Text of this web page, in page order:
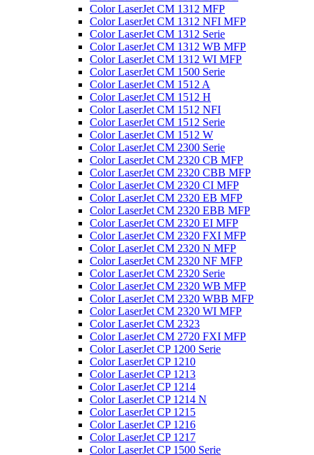
Color LaserJet CM 1312 MFP
Color LaserJet CM 1312 NFI MFP
Color LaserJet CM 1312 Serie
Color LaserJet CM 1312 WB MFP
Color LaserJet CM 1312 WI MFP
Color LaserJet CM 1500 Serie
Color LaserJet CM 1512 A
Color LaserJet CM 1512 H
Color LaserJet CM 1512 NFI
Color LaserJet CM 1512 Serie
Color LaserJet CM 1512 W
Color LaserJet CM 2300 Serie
Color LaserJet CM 2320 CB MFP
Color LaserJet CM 2320 CBB MFP
Color LaserJet CM 2320 CI MFP
Color LaserJet CM 2320 EB MFP
Color LaserJet CM 2320 EBB MFP
Color LaserJet CM 2320 EI MFP
Color LaserJet CM 2320 FXI MFP
Color LaserJet CM 2320 N MFP
Color LaserJet CM 2320 NF MFP
Color LaserJet CM 2320 Serie
Color LaserJet CM 2320 WB MFP
Color LaserJet CM 2320 WBB MFP
Color LaserJet CM 2320 WI MFP
Color LaserJet CM 2323
Color LaserJet CM 2720 FXI MFP
Color LaserJet CP 1200 Serie
Color LaserJet CP 1210
Color LaserJet CP 1213
Color LaserJet CP 1214
Color LaserJet CP 1214 N
Color LaserJet CP 1215
Color LaserJet CP 1216
Color LaserJet CP 1217
Color LaserJet CP 1500 Serie